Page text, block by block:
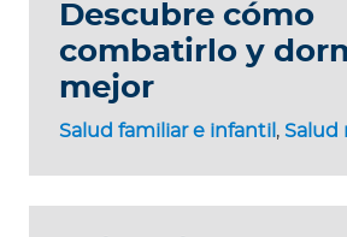
Salud familiar e infantil , Salud
Descubre cómo
combatirlo y
mejor